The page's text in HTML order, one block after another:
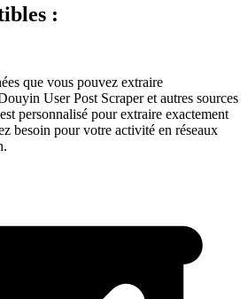
:
que vous pouvez extraire
User Post Scraperet autres sources
personnalisé pour extraire exactement
besoin pour votre activité en réseaux
.